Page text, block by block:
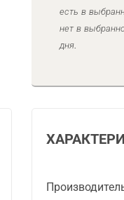
есть в
нет в
дня.